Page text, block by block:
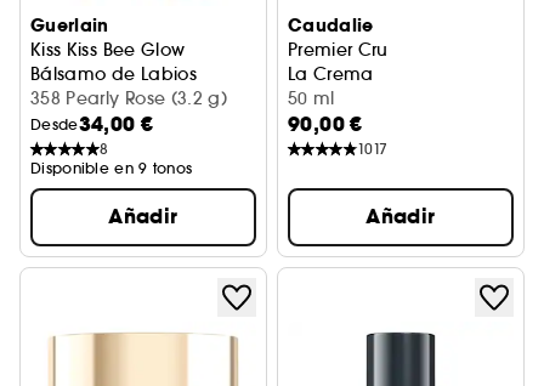
Guerlain
Kiss Kiss Bee Glow
Bálsamo de Labios
358 Pearly Rose (3.2 g)
Desde34,00 €
8
Disponible en 9 tonos
Añadir
Caudalie
Premier Cru
La Crema
50 ml
90,00 €
1017
Añadir